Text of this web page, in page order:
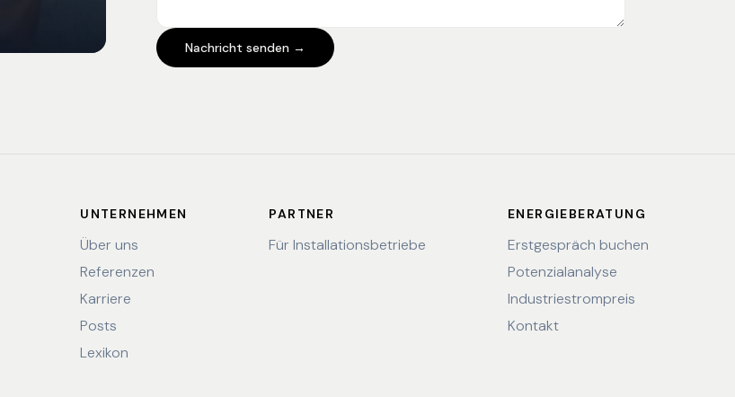
Nachricht senden →
UNTERNEHMEN
Über uns
Referenzen
Karriere
Posts
Lexikon
PARTNER
Für Installationsbetriebe
ENERGIEBERATUNG
Erstgespräch buchen
Potenzialanalyse
Industriestrompreis
Kontakt